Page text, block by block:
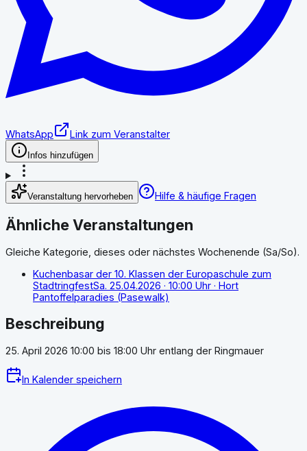
WhatsApp Link zum Veranstalter
Infos hinzufügen
Veranstaltung hervorheben Hilfe & häufige Fragen
Ähnliche Veranstaltungen
Gleiche Kategorie, dieses oder nächstes Wochenende (Sa/So).
Kuchenbasar der 10. Klassen der Europaschule zum
StadtringfestSa. 25.04.2026 · 10:00 Uhr · Hort
Pantoffelparadies (Pasewalk)
Beschreibung
25. April 2026 10:00 bis 18:00 Uhr entlang der Ringmauer
In Kalender speichern